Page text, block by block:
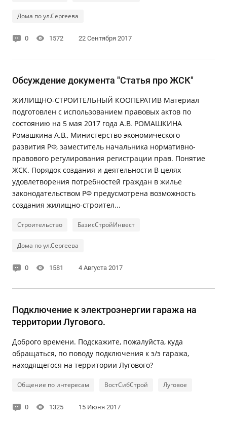
Дома по ул.Сергеева
0 1572 22 Сентября 2017
Обсуждение документа "Статья про ЖСК"
ЖИЛИЩНО-СТРОИТЕЛЬНЫЙ КООПЕРАТИВ Материал
подготовлен с использованием правовых актов по
состоянию на 5 мая 2017 года А.В. РОМАШКИНА
Ромашкина А.В., Министерство экономического
развития РФ, заместитель начальника нормативно-
правового регулирования регистрации прав. Понятие
ЖСК. Порядок создания и деятельности В целях
удовлетворения потребностей граждан в жилье
законодательством РФ предусмотрена возможность
создания жилищно-строител...
Строительство БазисСтройИнвест
Дома по ул.Сергеева
0 1581 4 Августа 2017
Подключение к электроэнергии гаража на
территории Лугового.
Доброго времени. Подскажите, пожалуйста, куда
обращаться, по поводу подключения к э/э гаража,
находящегося на территории Лугового?
Общение по интересам ВостСибСтрой Луговое
0 1325 15 Июня 2017